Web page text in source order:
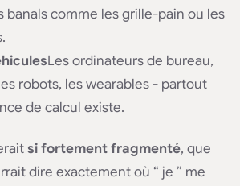
banals comme les grille-pain ou les
Les ordinateurs de bureau,
robots, les wearables - partout
de calcul existe.
si fortement fragmenté, que
dire exactement où “ je ” me